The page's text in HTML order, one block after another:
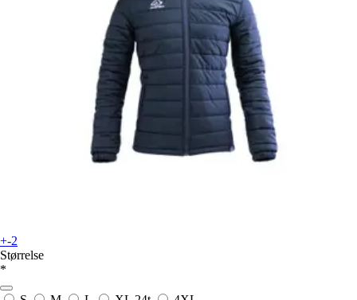
+-2
Størrelse
*